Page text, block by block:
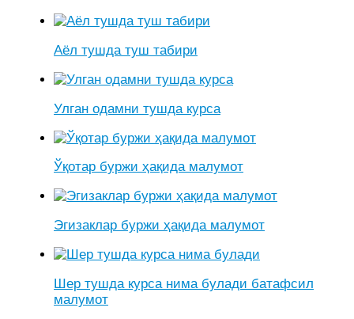
Аёл тушда туш табири
Улган одамни тушда курса
Ўқотар буржи ҳақида малумот
Эгизаклар буржи ҳақида малумот
Шер тушда курса нима булади батафсил
малумот